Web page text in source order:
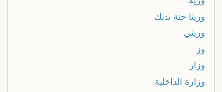
ورينا حنة يديك
وريني
وز
وزار
وزارة الداخلية